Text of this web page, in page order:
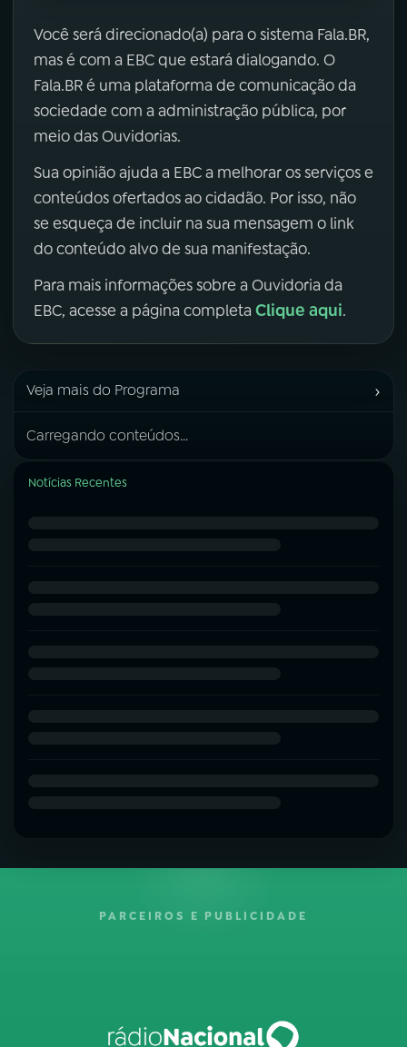
Você será direcionado(a) para o sistema Fala.BR,
mas é com a EBC que estará dialogando. O
Fala.BR é uma plataforma de comunicação da
sociedade com a administração pública, por
meio das Ouvidorias.
Sua opinião ajuda a EBC a melhorar os serviços e
conteúdos ofertados ao cidadão. Por isso, não
se esqueça de incluir na sua mensagem o link
do conteúdo alvo de sua manifestação.
Para mais informações sobre a Ouvidoria da
EBC, acesse a página completa Clique aqui.
Veja mais do Programa ›
Carregando conteúdos...
Notícias Recentes
PARCEIROS E PUBLICIDADE